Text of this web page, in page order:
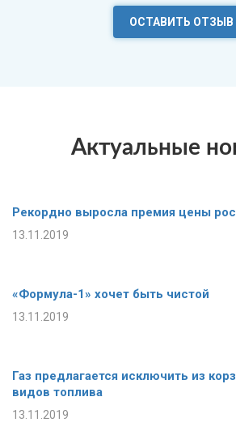
ОСТАВИТЬ ОТЗЫВ
Актуальные
Рекордно выросла премия цены
13.11.2019
«Формула-1» хочет быть чистой
13.11.2019
Газ предлагается исключить из
видов топлива
13.11.2019